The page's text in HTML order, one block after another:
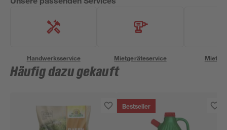
Handwerksservice Mietgeräteservice
Häufig dazu gekauft
Bestseller